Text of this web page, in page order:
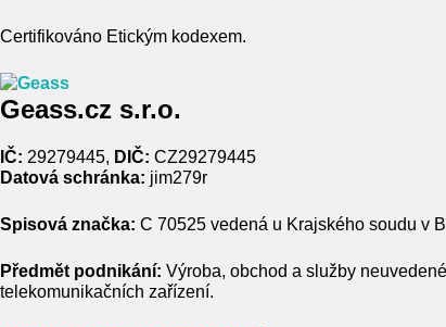
Certifikováno Etickým kodexem.
Geass.cz s.r.o.
IČ: 29279445, DIČ: CZ29279445
Datová schránka: jim279r
Spisová značka: C 70525 vedená u Krajského soudu v
Předmět podnikání: Výroba, obchod a služby
telekomunikačních zařízení.